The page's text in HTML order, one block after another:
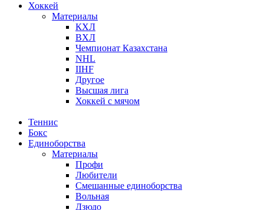
Хоккей
Материалы
КХЛ
ВХЛ
Чемпионат Казахстана
NHL
IIHF
Другое
Высшая лига
Хоккей с мячом
Теннис
Бокс
Единоборства
Материалы
Профи
Любители
Смешанные единоборства
Вольная
Дзюдо